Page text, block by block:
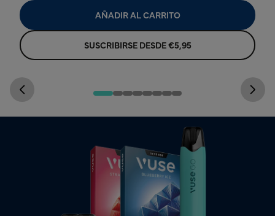
AÑADIR AL CARRITO
SUSCRIBIRSE DESDE €5,95